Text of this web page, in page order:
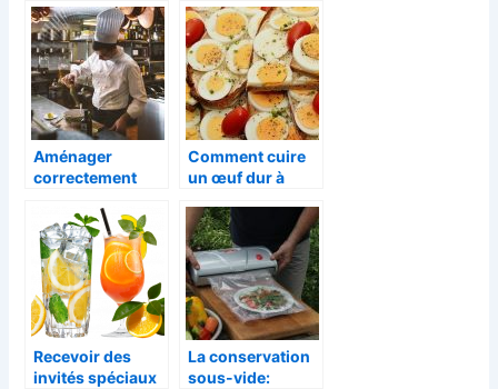
Aménager
correctement
restaurant.
Comment cuire
un œuf dur à
Recevoir des
invités spéciaux
La conservation
sous-vide: